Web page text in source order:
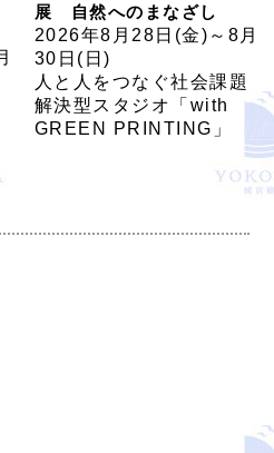
展 自然へのまなざし
2026年8月28日(金)～8月
30日(日)
人と人をつなぐ社会課題
解決型スタジオ「with
GREEN PRINTING」